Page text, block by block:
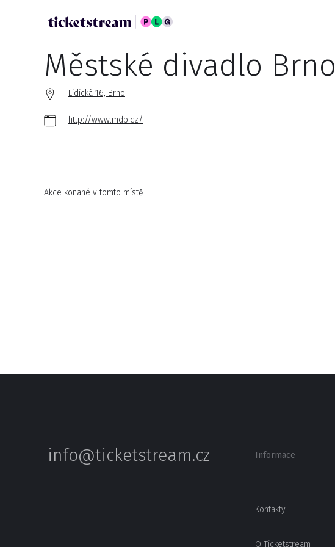
Městské divadlo Brno
Lidická 16, Brno
http://www.mdb.cz/
Akce konané v tomto místě
info@ticketstream.cz Informace
Kontakty
O Ticketstream